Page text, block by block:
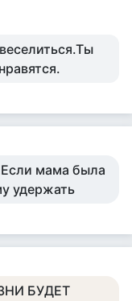
мама была
удержать
БУДЕТ